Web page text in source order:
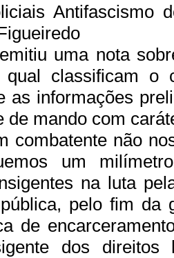
Antifascismo
uma nota
qual classificam o
as informações
de mando com
combatente não
um
na luta
pelo fim da
de
dos direitos